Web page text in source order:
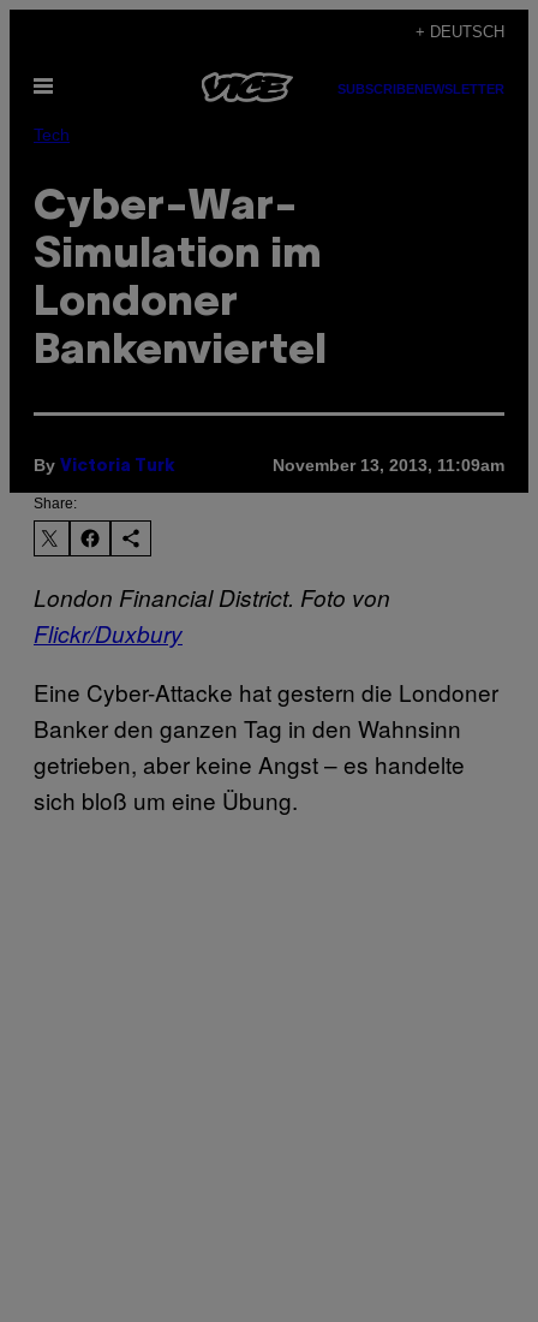
content
+ DEUTSCH
Open
SUBSCRIBENEWSLETTER
Tech
Cyber-War-
Simulation im
Londoner
Bankenviertel
By Victoria Turk November 13, 2013, 11:09am
Share:
London Financial District. Foto von
Flickr/Duxbury
Eine Cyber-Attacke hat gestern die Londoner
Banker den ganzen Tag in den Wahnsinn
getrieben, aber keine Angst – es handelte
sich bloß um eine Übung.